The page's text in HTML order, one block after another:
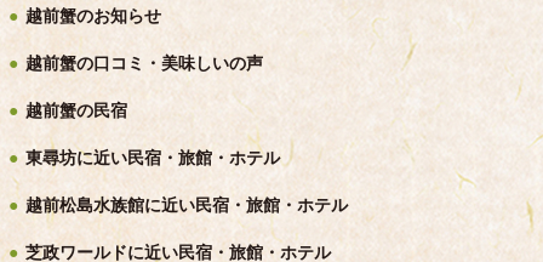
越前蟹のお知らせ
越前蟹の口コミ・美味しいの声
越前蟹の民宿
東尋坊に近い民宿・旅館・ホテル
越前松島水族館に近い民宿・旅館・ホテル
芝政ワールドに近い民宿・旅館・ホテル